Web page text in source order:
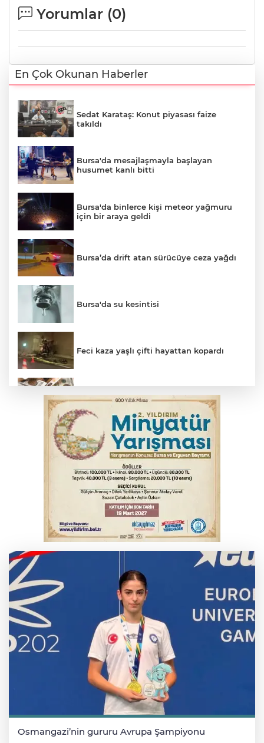
Yorumlar (0)
En Çok Okunan Haberler
Sedat Karataş: Konut piyasası faize
takıldı
Bursa'da mesajlaşmayla başlayan
husumet kanlı bitti
Bursa'da binlerce kişi meteor yağmuru
için bir araya geldi
Bursa’da drift atan sürücüye ceza yağdı
Bursa'da su kesintisi
Feci kaza yaşlı çifti hayattan kopardı
Serbest piyasada döviz fiyatları
Bursaspor 1. Lig'e fırtına gibi döndü
Serbest piyasada altın fiyatları...
Salih Bademci ‘Sesler’le Bursa’da
Osmangazi’nin gururu Avrupa Şampiyonu